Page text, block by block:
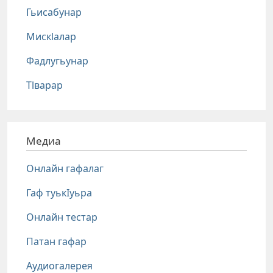
Гьисабунар
Мискlалар
Фадлугьунар
Тlварар
Медиа
Онлайн гафалаг
Гаф туькIуьра
Онлайн тестар
Патан гафар
Аудиогалерея